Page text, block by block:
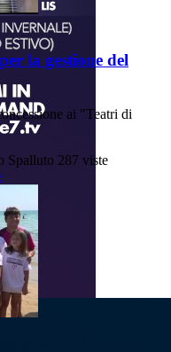
la gestione del
ai "Teatri di
Spalluto 287 viste